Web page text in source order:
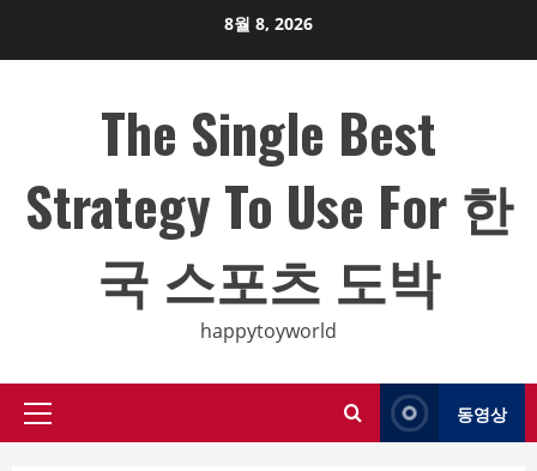
8월 8, 2026
The Single Best
Strategy To Use For 한
국 스포츠 도박
happytoyworld
Primary
동영상